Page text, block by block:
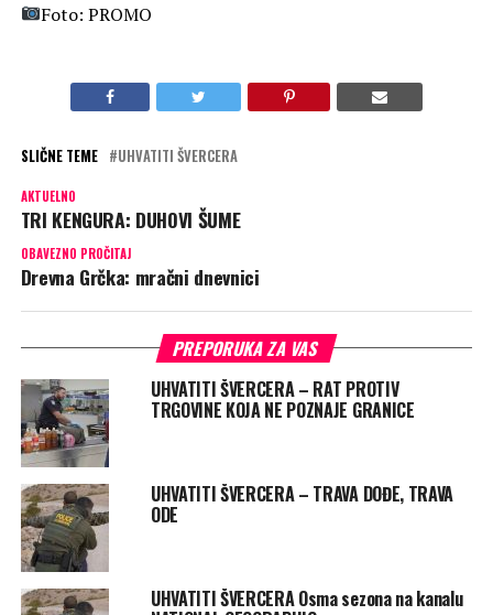
Foto: PROMO
SLIČNE TEME UHVATITI ŠVERCERA
AKTUELNO
TRI KENGURA: DUHOVI ŠUME
OBAVEZNO PROČITAJ
Drevna Grčka: mračni dnevnici
PREPORUKA ZA VAS
UHVATITI ŠVERCERA – RAT PROTIV
TRGOVINE KOJA NE POZNAJE GRANICE
UHVATITI ŠVERCERA – TRAVA DOĐE, TRAVA
ODE
UHVATITI ŠVERCERA Osma sezona na kanalu